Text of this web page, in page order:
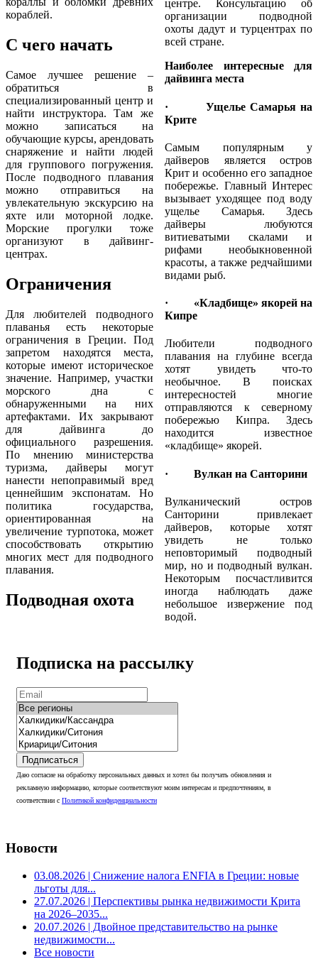
кораблей.
С чего начать
Самое лучшее решение –
обратиться в
специализированный центр и
найти инструктора. Там же
можно записаться на
обучающие курсы, арендовать
снаряжение и найти людей
для группового погружения.
После подводного плавания
можно отправиться на
увлекательную экскурсию на
яхте или моторной лодке.
Морские прогулки тоже
организуют в дайвинг-
центрах.
Ограничения
Для любителей подводного
плаванья есть некоторые
ограничения в Греции. Под
запретом находятся места,
которые имеют историческое
значение. Например, участки
морского дна с
обнаруженными на них
артефактами. Их закрывают
для дайвинга до
официального разрешения.
По мнению министерства
туризма, дайверы могут
нанести непоправимый вред
ценнейшим экспонатам. Но
политика государства,
ориентированная на
увеличение турпотока, может
способствовать открытию
многих мест для подводного
плавания.
Подводная охота
центре. Консультацию об
организации подводной
охоты дадут и турцентрах по
всей стране.
Наиболее интересные для
дайвинга места
· Ущелье Самарья на
Крите
Самым популярным у
дайверов является остров
Крит и особенно его западное
побережье. Главный Интерес
вызывает уходящее под воду
ущелье Самарья. Здесь
дайверы любуются
витиеватыми скалами и
рифами необыкновенной
красоты, а также редчайшими
видами рыб.
· «Кладбище» якорей на
Кипре
Любители подводного
плавания на глубине всегда
хотят увидеть что-то
необычное. В поисках
интересностей многие
отправляются к северному
побережью Кипра. Здесь
находится известное
«кладбище» якорей.
· Вулкан на Санторини
Вулканический остров
Санторини привлекает
дайверов, которые хотят
увидеть не только
неповторимый подводный
мир, но и подводный вулкан.
Некоторым посчастливится
иногда наблюдать даже
небольшое извержение под
водой.
Подписка на рассылку
Подписаться
Даю согласие на обработку персональных данных и хотел бы получать обновления и
рекламную информацию, которые соответствуют моим интересам и предпочтениям, в
соответствии с Политикой конфиденциальности
Новости
03.08.2026 | Снижение налога ENFIA в Греции: новые
льготы для...
27.07.2026 | Перспективы рынка недвижимости Крита
на 2026–2035...
20.07.2026 | Двойное представительство на рынке
недвижимости...
Все новости